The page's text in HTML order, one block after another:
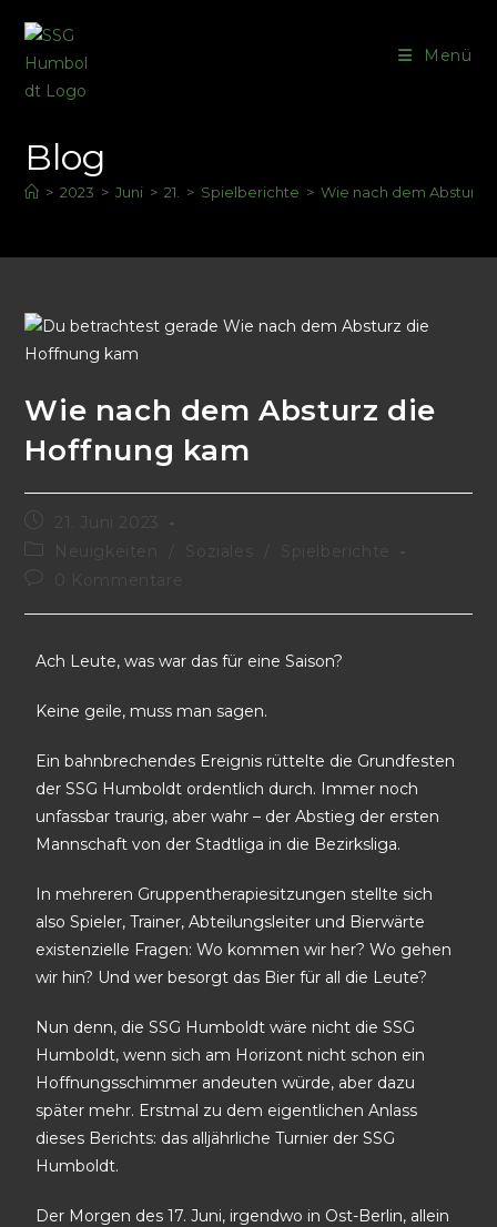
Menü
Blog
> 2023 > Juni > 21. > Spielberichte > Wie nach dem Absturz
Wie nach dem Absturz die
Hoffnung kam
21. Juni 2023
Neuigkeiten
Spielberichte
0 Kommentare
Ach Leute, was war das für eine Saison?
Keine geile, muss man sagen.
Ein bahnbrechendes Ereignis rüttelte die Grundfesten
der SSG Humboldt ordentlich durch. Immer noch
unfassbar traurig, aber wahr – der Abstieg der ersten
Mannschaft von der Stadtliga in die Bezirksliga.
In mehreren Gruppentherapiesitzungen stellte sich
also Spieler, Trainer, Abteilungsleiter und Bierwärte
existenzielle Fragen: Wo kommen wir her? Wo gehen
wir hin? Und wer besorgt das Bier für all die Leute?
Nun denn, die SSG Humboldt wäre nicht die SSG
Humboldt, wenn sich am Horizont nicht schon ein
Hoffnungsschimmer andeuten würde, aber dazu
später mehr. Erstmal zu dem eigentlichen Anlass
dieses Berichts: das alljährliche Turnier der SSG
Humboldt.
Der Morgen des 17. Juni, irgendwo in Ost-Berlin, allein